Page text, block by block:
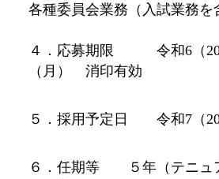
各種委員会業務（入試業務を
４．応募期限 令和6（
（月） 消印有効
５．採用予定日 令和7（
６．任期等 ５年（テニュ